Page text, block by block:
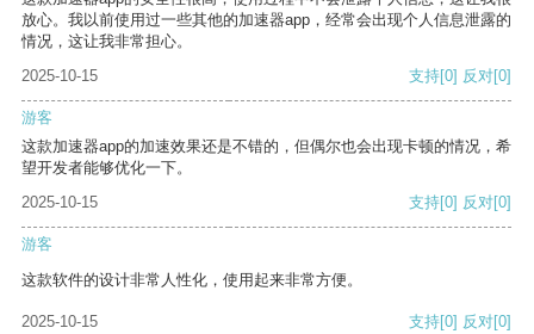
放心。我以前使用过一些其他的加速器app，经常会出现个人信息泄露的
情况，这让我非常担心。
2025-10-15
支持[0] 反对[0]
游客
这款加速器app的加速效果还是不错的，但偶尔也会出现卡顿的情况，希
望开发者能够优化一下。
2025-10-15
支持[0] 反对[0]
游客
这款软件的设计非常人性化，使用起来非常方便。
2025-10-15 支持[0] 反对[0]